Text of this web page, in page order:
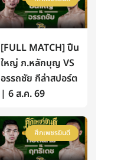
[FULL MATCH] ปืน
ใหญ่ ภ.หลักบุญ VS
อรรถชัย กีล่าสปอร์ต
| 6 ส.ค. 69
ศึกเพชรยินดี